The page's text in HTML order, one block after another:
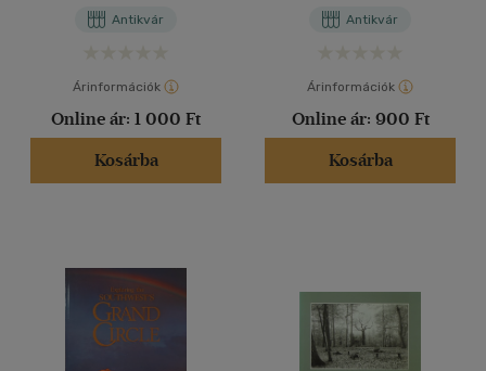
Antikvár
Árinformációk
Online ár: 1 000 Ft
Kosárba
Antikvár
Árinformációk
Online ár: 900 Ft
Kosárba